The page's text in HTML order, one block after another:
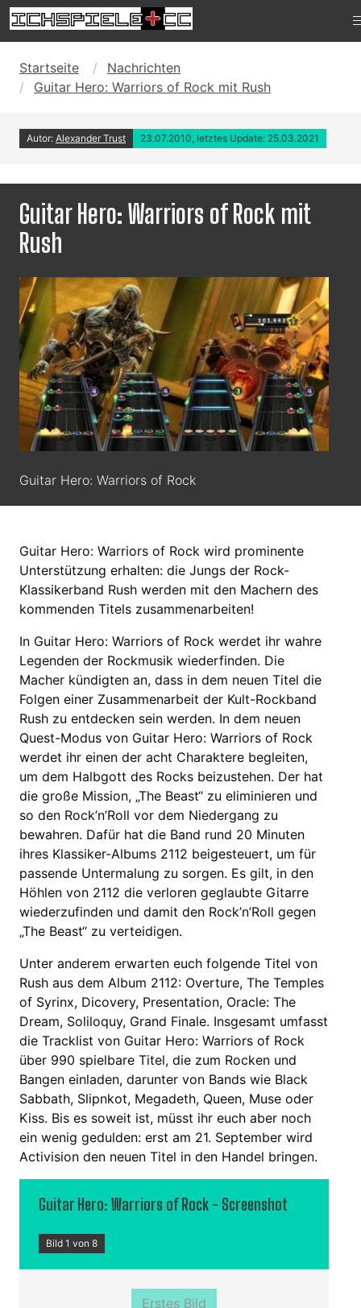
Startseite
Nachrichten
Guitar Hero: Warriors of Rock mit Rush
Autor: Alexander Trust 23.07.2010, letztes Update: 25.03.2021
Guitar Hero: Warriors of Rock mit
Rush
Guitar Hero: Warriors of Rock
Guitar Hero: Warriors of Rock wird prominente
Unterstützung erhalten: die Jungs der Rock-
Klassikerband Rush werden mit den Machern des
kommenden Titels zusammenarbeiten!
In Guitar Hero: Warriors of Rock werdet ihr wahre
Legenden der Rockmusik wiederfinden. Die
Macher kündigten an, dass in dem neuen Titel die
Folgen einer Zusammenarbeit der Kult-Rockband
Rush zu entdecken sein werden. In dem neuen
Quest-Modus von Guitar Hero: Warriors of Rock
werdet ihr einen der acht Charaktere begleiten,
um dem Halbgott des Rocks beizustehen. Der hat
die große Mission, „The Beast“ zu eliminieren und
so den Rock’n’Roll vor dem Niedergang zu
bewahren. Dafür hat die Band rund 20 Minuten
ihres Klassiker-Albums 2112 beigesteuert, um für
passende Untermalung zu sorgen. Es gilt, in den
Höhlen von 2112 die verloren geglaubte Gitarre
wiederzufinden und damit den Rock’n’Roll gegen
„The Beast“ zu verteidigen.
Unter anderem erwarten euch folgende Titel von
Rush aus dem Album 2112: Overture, The Temples
of Syrinx, Dicovery, Presentation, Oracle: The
Dream, Soliloquy, Grand Finale. Insgesamt umfasst
die Tracklist von Guitar Hero: Warriors of Rock
über 990 spielbare Titel, die zum Rocken und
Bangen einladen, darunter von Bands wie Black
Sabbath, Slipnkot, Megadeth, Queen, Muse oder
Kiss. Bis es soweit ist, müsst ihr euch aber noch
ein wenig gedulden: erst am 21. September wird
Activision den neuen Titel in den Handel bringen.
Guitar Hero: Warriors of Rock - Screenshot
Bild 1 von 8
Erstes Bild